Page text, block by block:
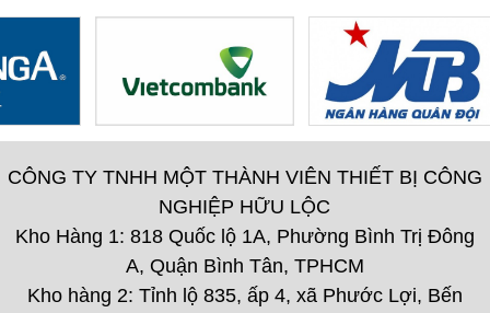
CÔNG TY TNHH MỘT THÀNH VIÊN THIẾT BỊ CÔNG
NGHIỆP HỮU LỘC
Kho Hàng 1: 818 Quốc lộ 1A, Phường Bình Trị Đông
A, Quận Bình Tân, TPHCM
Kho hàng 2: Tỉnh lộ 835, ấp 4, xã Phước Lợi, Bến